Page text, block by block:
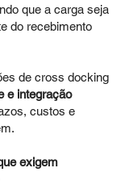
que a carga seja
do recebimento
de cross docking
e integração
custos e
exigem